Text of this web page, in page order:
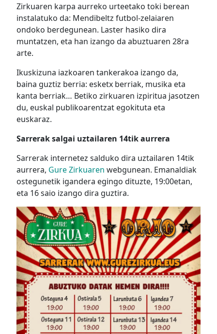
Zirkuaren karpa aurreko urteetako toki berean
instalatuko da: Mendibeltz futbol-zelaiaren
ondoko berdegunean. Laster hasiko dira
muntatzen, eta han izango da abuztuaren 28ra
arte.
Ikuskizuna iazkoaren tankerakoa izango da,
baina guztiz berria: esketx berriak, musika eta
kanta berriak… Betiko zirkuaren izpiritua jasotzen
du, euskal publikoarentzat egokituta eta
euskaraz.
Sarrerak salgai uztailaren 14tik aurrera
Sarrerak internetez salduko dira uztailaren 14tik
aurrera, Gure Zirkuaren webgunean. Emanaldiak
ostegunetik igandera egingo dituzte, 19:00etan,
eta 16 saio izango dira guztira.